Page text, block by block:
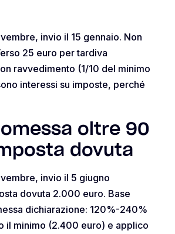
invio il 15 gennaio. Non
25 euro per tardiva
ravvedimento (1/10 del minimo
interessi su imposte, perché
oltre 90
dovuta
invio il 5 giugno
dovuta 2.000 euro. Base
dichiarazione: 120%-240%
il minimo (2.400 euro) e applico